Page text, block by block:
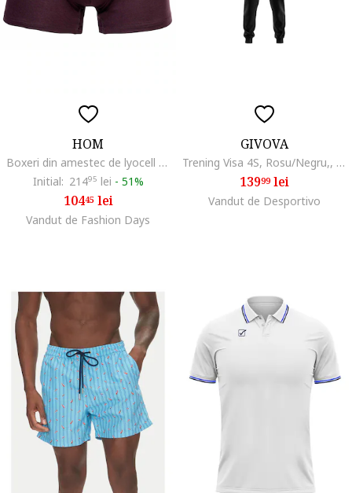
HOM
Boxeri din amestec de lyocell cu model uni, Rosu inchis
Initial: 21495 lei - 51%
10445lei
Vandut de Fashion Days
GIVOVA
Trening Visa 4S, Rosu/Negru,, Rosu/Negru
13999lei
Vandut de Desportivo